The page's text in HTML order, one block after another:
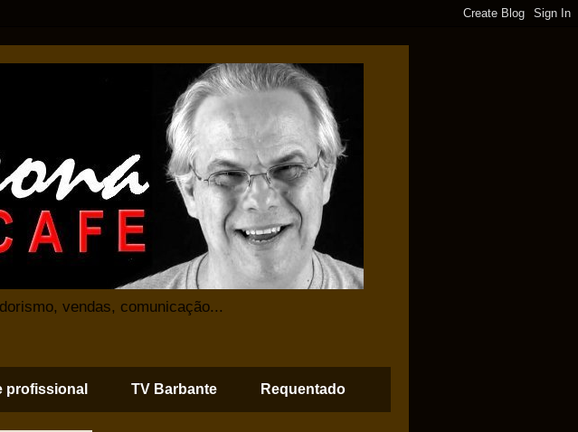
vendas, comunicação...
profissional TV Barbante Requentado